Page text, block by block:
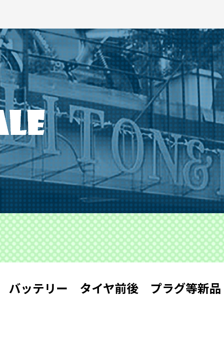
ッテリー タイヤ前後 プラグ等新品